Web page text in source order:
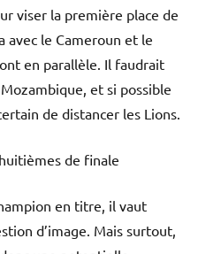
viser la première place de
avec le Cameroun et le
en parallèle. Il faudrait
et si possible
de distancer les Lions.
de finale
en titre, il vaut
d’image. Mais surtout,